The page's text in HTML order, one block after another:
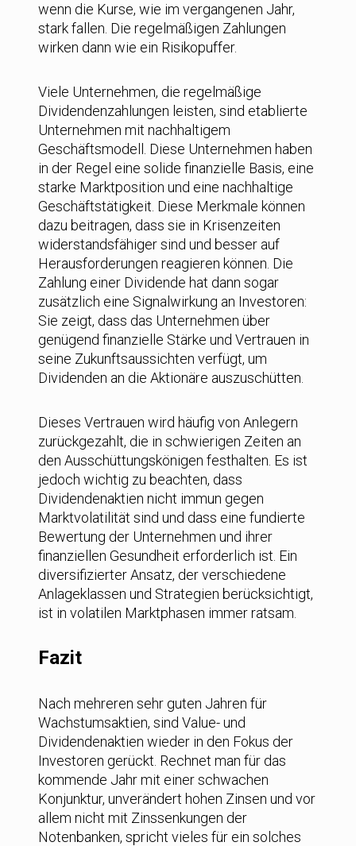
wenn die Kurse, wie im vergangenen Jahr,
stark fallen. Die regelmäßigen Zahlungen
wirken dann wie ein Risikopuffer.
Viele Unternehmen, die regelmäßige
Dividendenzahlungen leisten, sind etablierte
Unternehmen mit nachhaltigem
Geschäftsmodell. Diese Unternehmen haben
in der Regel eine solide finanzielle Basis, eine
starke Marktposition und eine nachhaltige
Geschäftstätigkeit. Diese Merkmale können
dazu beitragen, dass sie in Krisenzeiten
widerstandsfähiger sind und besser auf
Herausforderungen reagieren können. Die
Zahlung einer Dividende hat dann sogar
zusätzlich eine Signalwirkung an Investoren:
Sie zeigt, dass das Unternehmen über
genügend finanzielle Stärke und Vertrauen in
seine Zukunftsaussichten verfügt, um
Dividenden an die Aktionäre auszuschütten.
Dieses Vertrauen wird häufig von Anlegern
zurückgezahlt, die in schwierigen Zeiten an
den Ausschüttungskönigen festhalten. Es ist
jedoch wichtig zu beachten, dass
Dividendenaktien nicht immun gegen
Marktvolatilität sind und dass eine fundierte
Bewertung der Unternehmen und ihrer
finanziellen Gesundheit erforderlich ist. Ein
diversifizierter Ansatz, der verschiedene
Anlageklassen und Strategien berücksichtigt,
ist in volatilen Marktphasen immer ratsam.
Fazit
Nach mehreren sehr guten Jahren für
Wachstumsaktien, sind Value- und
Dividendenaktien wieder in den Fokus der
Investoren gerückt. Rechnet man für das
kommende Jahr mit einer schwachen
Konjunktur, unverändert hohen Zinsen und vor
allem nicht mit Zinssenkungen der
Notenbanken, spricht vieles für ein solches